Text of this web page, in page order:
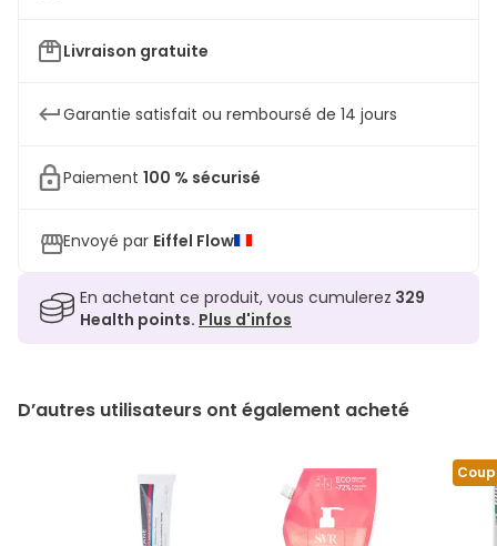
Livraison gratuite
Garantie satisfait ou remboursé de 14 jours
Paiement 100 % sécurisé
Envoyé par Eiffel Flow
En achetant ce produit, vous cumulerez 329
Health points. Plus d'infos
D’autres utilisateurs ont également acheté